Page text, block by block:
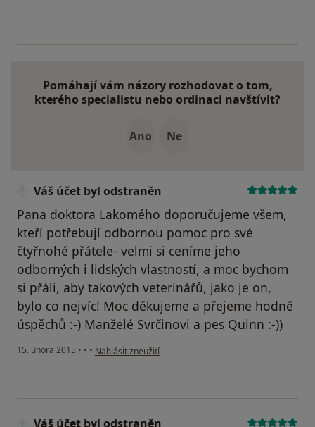
Pomáhají vám názory rozhodovat o tom,
kterého specialistu nebo ordinaci navštívit?
Ano Ne
Váš účet byl odstraněn
Pana doktora Lakomého doporučujeme všem,
kteří potřebují odbornou pomoc pro své
čtyřnohé přátele- velmi si ceníme jeho
odborných i lidských vlastností, a moc bychom
si přáli, aby takových veterinářů, jako je on,
bylo co nejvíc! Moc děkujeme a přejeme hodně
úspěchů :-) Manželé Svrčinovi a pes Quinn :-))
15. února 2015 • • • podle názoru uživatele Váš účet byl odstraněn
Nahlásit zneužití
Váš účet byl odstraněn